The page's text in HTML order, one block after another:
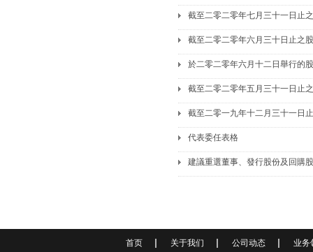
截至二零二零年七月三十一日止
截至二零二零年六月三十日止之
於二零二零年六月十二日舉行的
截至二零二零年五月三十一日止
截至二零一九年十二月三十一日
代表委任表格
建議重選董事、發行股份及回購
首页 关于我们 公司动态 业务